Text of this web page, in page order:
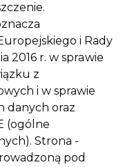
i Rady
2016 r. w sprawie
z
i w sprawie
danych oraz
(ogólne
Strona -
pod